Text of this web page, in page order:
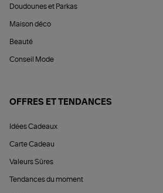
Doudounes et Parkas
Maison déco
Beauté
Conseil Mode
OFFRES ET TENDANCES
Idées Cadeaux
Carte Cadeau
Valeurs Sûres
Tendances du moment